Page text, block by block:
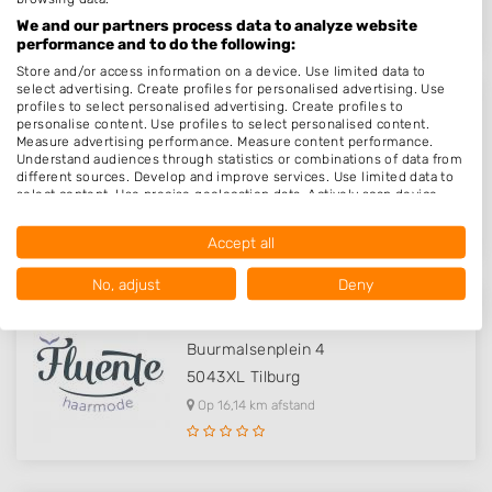
Schaars
Meiveld 10
5501KA Veldhoven
Buurmalsenplein 4
5043XL Tilburg
Op 16,14 km afstand
We and our partners process data to analyze website
performance and to do the following:
Store and/or access information on a device. Use limited data to
select advertising. Create profiles for personalised advertising. Use
profiles to select personalised advertising. Create profiles to
personalise content. Use profiles to select personalised content.
Measure advertising performance. Measure content performance.
Understand audiences through statistics or combinations of data from
different sources. Develop and improve services. Use limited data to
select content. Use precise geolocation data. Actively scan device
Data may be shared outside of the European Union and send to the
Your consent and the cookie policy applies solely to this website/app.
View Partner List (1016 IAB Vendors)
We use your data for the following purposes:
IAB processing purposes:
Store and/or access information on a device
Use limited data to select advertising
Accept all
No, adjust Deny